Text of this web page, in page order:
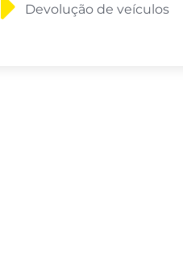
Devolução de veículos